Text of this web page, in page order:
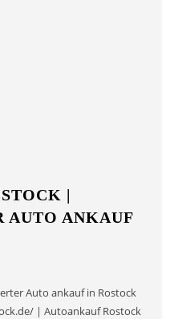
|
AUTO ANKAUF
Auto ankauf in Rostock
| Autoankauf Rostock